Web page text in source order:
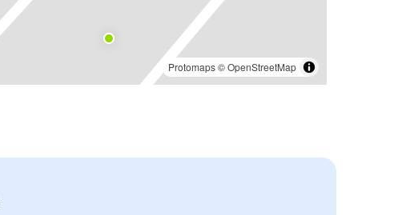
Protomaps©OpenStreetMap